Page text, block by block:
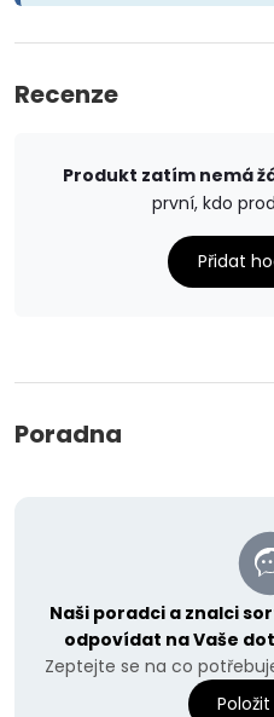
Recenze
Produkt zatím nemá
první, kdo
Přidat
Poradna
Naši poradci a znalci
odpovídat na Vaše
Zeptejte se na co